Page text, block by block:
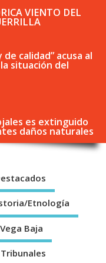
VIENTO DEL
calidad” acusa al
situación del
es extinguido
daños naturales
Etnología
Baja